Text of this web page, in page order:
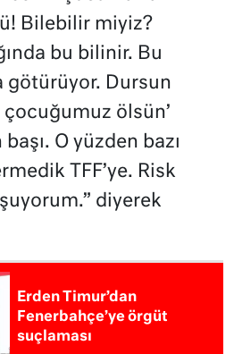
Bilebilir miyiz?
bu bilinir. Bu
götürüyor. Dursun
çocuğumuz ölsün’
O yüzden bazı
TFF’ye. Risk
diyerek
Erden Timur’dan
Fenerbahçe’ye örgüt
suçlaması